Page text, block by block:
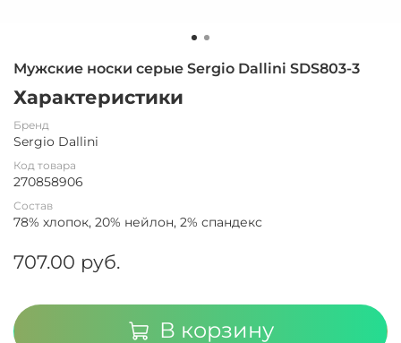
Мужские носки серые Sergio Dallini SDS803-3
Характеристики
Бренд
Sergio Dallini
Код товара
270858906
Состав
78% хлопок, 20% нейлон, 2% спандекс
707.00 руб.
В корзину